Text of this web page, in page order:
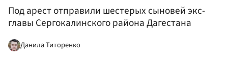
Под арест отправили шестерых сыновей экс-
главы Сергокалинского района Дагестана
Данила Титоренко